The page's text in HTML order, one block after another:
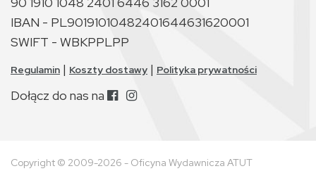
IBAN - PL90191010482401644631620001
SWIFT - WBKPPLPP
Regulamin | Koszty dostawy | Polityka prywatności
Dołącz do nas na
Copyright © 2009-2026 - Oficyna Wydawnicza ATUT